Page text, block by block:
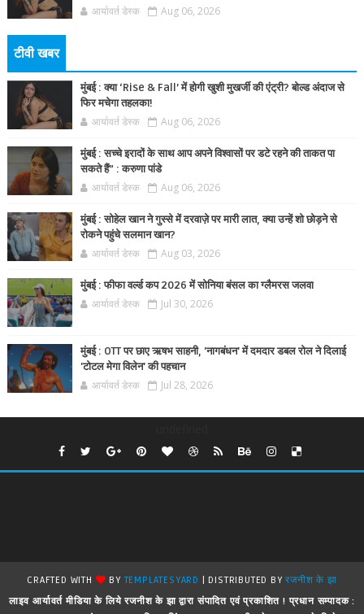
आर्यावर्त डेस्क Aug 06, 2026
टीवी खबर
मुंबई : क्या ‘Rise & Fall’ में होगी खुशी मुखर्जी की एंट्री? बोल्ड अंदाज से
फिर मचेगा तहलका!
आर्यावर्त डेस्क Aug 06, 2026
मुंबई : सच्चे इरादों के साथ आप अपने विश्वासों पर डटे रहने की ताकत पा
सकते हैं” : करुणा पांडे
आर्यावर्त डेस्क Aug 06, 2026
मुंबई : सोहेल खान ने गुस्से में दरवाज़े पर मारी लात, क्या उन्हें शो छोड़ने से
रोकने पहुंचे सलमान खान?
आर्यावर्त डेस्क Aug 03, 2026
मुंबई : फीफा वर्ल्ड कप 2026 में सोनिया बंसल का ग्लैमरस जलवा
आर्यावर्त डेस्क Jul 30, 2026
मुंबई : OTT पर छाए ऋषभ साहनी, 'नागबंधन' में दमदार डबल रोल ने दिलाई
'टोटल मेगा विलेन' की पहचान
आर्यावर्त डेस्क Jul 28, 2026
CRAFTED WITH BYTEMPLATESYARD | DISTRIBUTED BYरजनीश के झा
लाइव आर्यावर्त मीडिया के लिये रजनीश के झा द्वारा संपादित एवं प्रकाशित ! प्रधान सम्पादक :